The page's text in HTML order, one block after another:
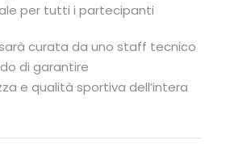
per tutti i partecipanti
sarà curata da uno staff tecnico
di garantire
e qualità sportiva dell’intera